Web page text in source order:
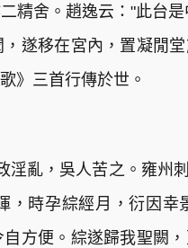
精舍。趙逸云："此台
遂移在宮內，置凝閒
》三首行傳於世。
亂，吳人苦之。雍州
，時孕綜經月，衍因
方便。綜遂歸我聖闕